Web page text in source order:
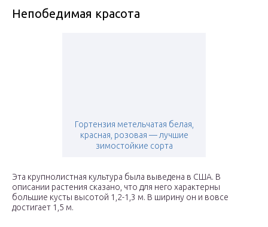
Непобедимая красота
Гортензия метельчатая белая,
красная, розовая — лучшие
зимостойкие сорта
Эта крупнолистная культура была выведена в США. В
описании растения сказано, что для него характерны
большие кусты высотой 1,2-1,3 м. В ширину он и вовсе
достигает 1,5 м.